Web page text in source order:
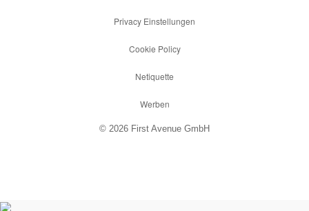
Privacy Einstellungen
Cookie Policy
Netiquette
Werben
© 2026 First Avenue GmbH